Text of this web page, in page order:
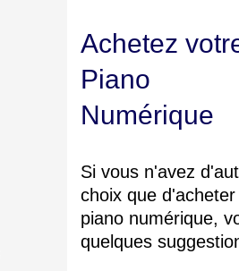
Achetez
Piano
Numérique
Si vous n'avez
choix que d'acheter
piano numérique,
quelques